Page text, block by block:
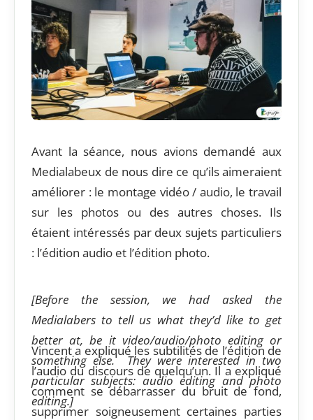
Avant la séance, nous avions demandé aux
Medialabeux de nous dire ce qu’ils aimeraient
améliorer : le montage vidéo / audio, le travail
sur les photos ou des autres choses. Ils
étaient intéressés par deux sujets particuliers
: l’édition audio et l’édition photo.
[Before the session, we had asked the
Medialabers to tell us what they’d like to get
better at, be it video/audio/photo editing or
something else. They were interested in two
particular subjects: audio editing and photo
editing.]
Vincent a expliqué les subtilités de l’édition de
l’audio du discours de quelqu’un. Il a expliqué
comment se débarrasser du bruit de fond,
supprimer soigneusement certaines parties